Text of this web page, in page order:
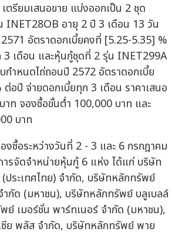
ตรียมเสนอขาย แบ่งออกเป็น 2 ชุด
INET28OB อายุ 2 ปี 3 เดือน 13 วัน
อัตราดอกเบี้ยคงที่ [5.25-5.35] %
3 เดือน และหุ้นกู้ชุดที่ 2 รุ่น INET299A
กำหนดไถ่ถอนปี 2572 อัตราดอกเบี้ย
อปี จ่ายดอกเบี้ยทุก 3 เดือน ราคาเสนอ
าท จองซื้อขั้นต่ำ 100,000 บาท และ
บาท
งซื้อระหว่างวันที่ 2 - 3 และ 6 กรกฎาคม
รจัดจำหน่ายหุ้นกู้ 6 แห่ง ได้แก่ บริษัท
ระเทศไทย) จำกัด, บริษัทหลักทรัพย์
ำกัด (มหาชน), บริษัทหลักทรัพย์ บลูเบลล์
ย์ เมอร์ชั่น พาร์ทเนอร์ จำกัด (มหาชน),
ย พลัส จำกัด, บริษัทหลักทรัพย์ พาย